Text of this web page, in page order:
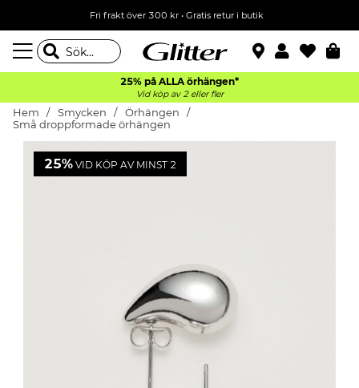
Fri frakt över 300 kr• Gratis retur i butik
25% på ALLA örhängen*
Vid köp av 2 eller fler
Hem Smycken
Örhängen
Små droppformade örhängen
25% VID KÖP AV MINST 2